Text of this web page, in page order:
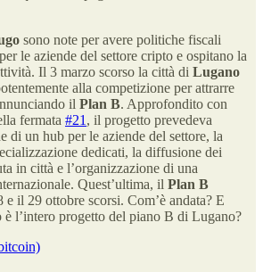
sono note per avere politiche fiscali
le aziende del settore cripto e ospitano la
Il 3 marzo scorso la città di Lugano
alla competizione per attrarre
il Plan B. Approfondito con
fermata #21 , il progetto prevedeva
di un hub per le aziende del settore, la
dedicati, la diffusione dei
in città e l’organizzazione di una
Quest’ultima, il Plan B
e il 29 ottobre scorsi. Com’è andata? E
è l’intero progetto del piano B di Lugano?